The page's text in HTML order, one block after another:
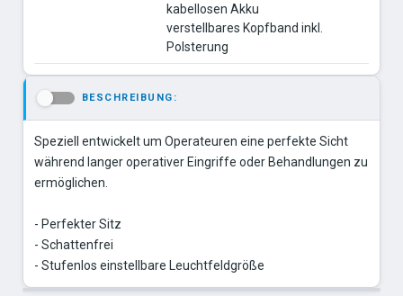
kabellosen Akku
verstellbares Kopfband inkl.
Polsterung
BESCHREIBUNG:
Speziell entwickelt um Operateuren eine perfekte Sicht
während langer operativer Eingriffe oder Behandlungen zu
ermöglichen.
- Perfekter Sitz
- Schattenfrei